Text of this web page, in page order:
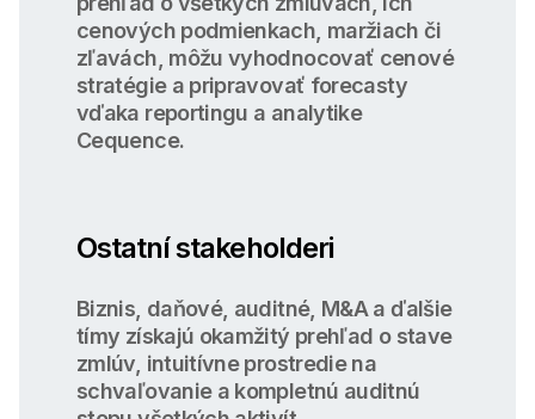
cenových podmienkach, maržiach či
zľavách, môžu vyhodnocovať cenové
stratégie a pripravovať forecasty
vďaka reportingu a analytike
Cequence.
Ostatní stakeholderi
Biznis, daňové, auditné, M&A a ďalšie
tímy získajú okamžitý prehľad o stave
zmlúv, intuitívne prostredie na
schvaľovanie a kompletnú auditnú